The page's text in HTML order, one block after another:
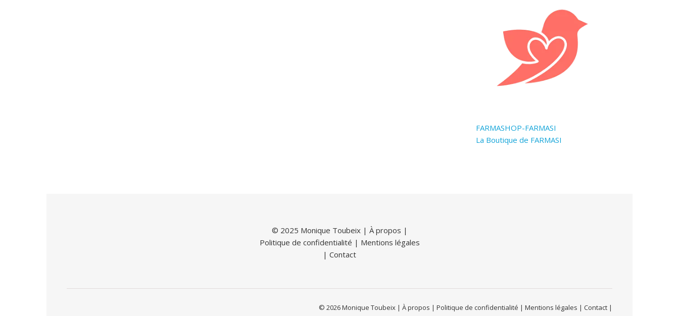
FARMASHOP-FARMASI
La Boutique de FARMASI
© 2025 Monique Toubeix | À propos |
Politique de confidentialité | Mentions légales
| Contact
© 2026 Monique Toubeix | À propos | Politique de confidentialité | Mentions légales | Contact |